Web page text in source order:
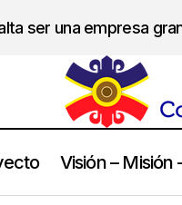
ser una empresa
Visión – Misión